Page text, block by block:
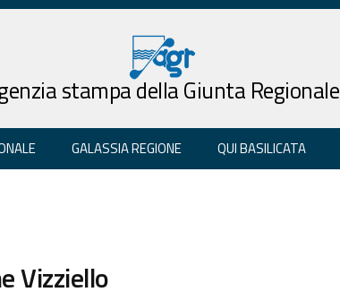
stampa della Giunta Regionale
GALASSIA REGIONE QUI BASILICATA
Vizziello